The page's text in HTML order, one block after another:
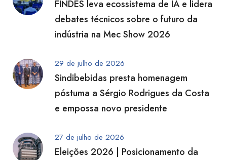
FINDES leva ecossistema de IA e lidera
debates técnicos sobre o futuro da
indústria na Mec Show 2026
29 de julho de 2026
Sindibebidas presta homenagem
póstuma a Sérgio Rodrigues da Costa
e empossa novo presidente
27 de julho de 2026
Eleições 2026 | Posicionamento da